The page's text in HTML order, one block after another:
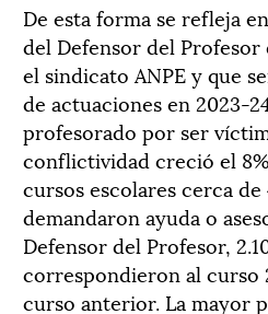
De esta forma se refleja
del Defensor del Profesor
el sindicato ANPE y que
de actuaciones en 2023-
profesorado por ser
conflictividad creció el
cursos escolares cerca
demandaron ayuda o
Defensor del Profesor,
correspondieron al curso
curso anterior. La mayor